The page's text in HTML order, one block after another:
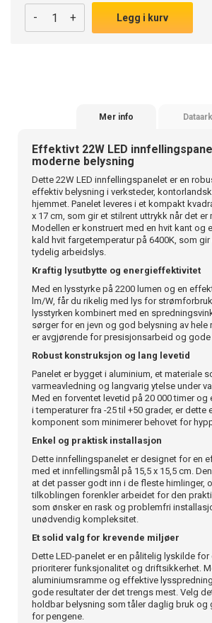
- + Legg i kurv
Mer info Dataark
Effektivt 22W LED
moderne belysning
Dette 22W LED innfellingspanelet er en
effektiv belysning i verksteder,
hjemmet. Panelet leveres i et kompakt
x 17 cm, som gir et stilrent uttrykk når det er
Modellen er konstruert med en hvit kant og
kald hvit fargetemperatur på 6400K, som
tydelig arbeidslys.
Kraftig lysutbytte og energieffektivitet
Med en lysstyrke på 2200 lumen og en
lm/W, får du rikelig med lys for
lysstyrken kombinert med en
sørger for en jevn og god belysning av hele
er avgjørende for presisjonsarbeid og
Robust konstruksjon og lang levetid
Panelet er bygget i aluminium, et materiale
varmeavledning og langvarig ytelse under
Med en forventet levetid på 20 000 timer og
i temperaturer fra -25 til +50 grader, er dette
komponent som minimerer behovet for
Enkel og praktisk installasjon
Dette innfellingspanelet er designet for en
med et innfellingsmål på 15,5 x 15,5 cm.
at det passer godt inn i de fleste himlinger,
tilkoblingen forenkler arbeidet for den
som ønsker en rask og problemfri
unødvendig kompleksitet.
Et solid valg for krevende miljøer
Dette LED-panelet er en pålitelig lyskilde
prioriterer funksjonalitet og driftsikkerhet.
aluminiumsramme og effektive
gode resultater der det trengs mest. Velg
holdbar belysning som tåler daglig bruk og
for pengene.